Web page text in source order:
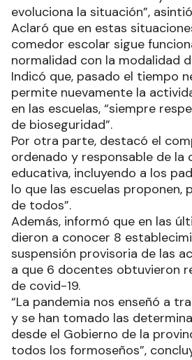
evoluciona la situación”,
Aclaró que en estas
comedor escolar sigue
normalidad con la modalidad
Indicó que, pasado el tiempo
permite nuevamente la
en las escuelas, “siempre
de bioseguridad”.
Por otra parte, destacó el
ordenado y responsable de la
educativa, incluyendo a los
lo que las escuelas proponen,
de todos”.
Además, informó que en las
dieron a conocer 8
suspensión provisoria de las
a que 6 docentes obtuvieron
de covid-19.
“La pandemia nos enseñó a
y se han tomado las
desde el Gobierno de la
todos los formoseños”,